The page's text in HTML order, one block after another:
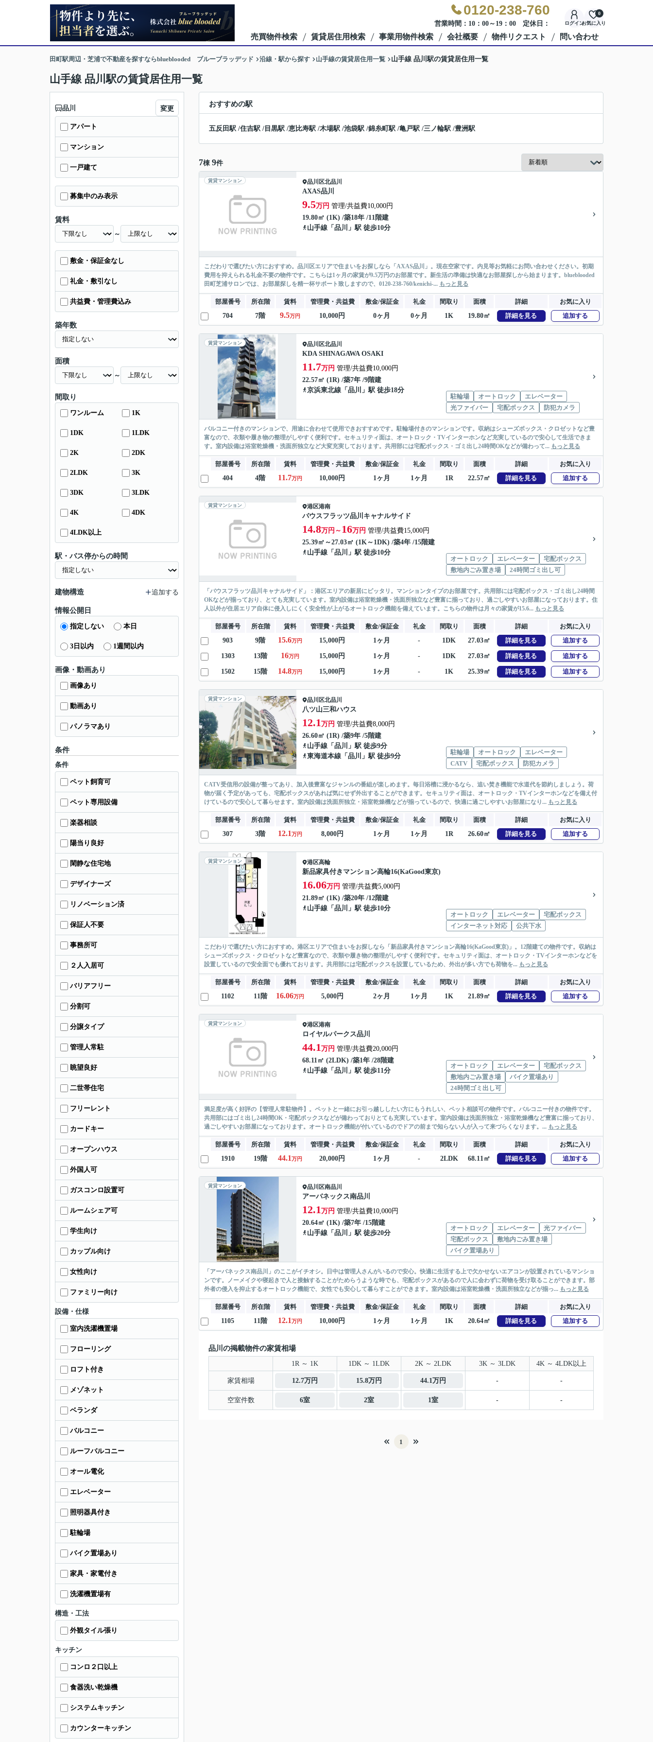
0120-238-760
営業時間：10：00～19：00 定休日： ログインお気に入り
0
売買物件検索 賃貸居住用検索 事業用物件検索 会社概要 物件リクエスト 問い合わせ
田町駅周辺・芝浦で不動産を探すならblueblooded ブルーブラッデッド 沿線・駅から探す 山手線の賃貸居住用一覧 山手線 品川駅の賃貸居住用一覧
山手線 品川駅の賃貸居住用一覧
おすすめの駅
五反田駅 /住吉駅 / 目黒駅 /恵比寿駅 /木場駅 /池袋駅 /錦糸町駅 /亀戸駅 /三ノ輪駅 /豊洲駅
7棟 9件
賃貸マンション 品川区北品川
AXAS品川
9.5万円 管理/共益費10,000円
19.80㎡ (1K) /築18年 /11階建
山手線 「 品川 」駅 徒歩10分
こだわりで選びたい方におすすめ。品川区エリアで住まいをお探しなら「AXAS品川」。現在空家です。内見等お気軽にお問い合わせください。初期
費用を抑えられる礼金不要の物件です。こちらは1ヶ月の家賃が9.5万円のお部屋です。新生活の準備は快適なお部屋探しから始まります。blueblooded
田町芝浦サロンでは、お部屋探しを精一杯サポート致しますので、0120-238-760/kenichi-... もっと見る
部屋番号 所在階 賃料 管理費・共益費 敷金/保証金 礼金 間取り 面積 詳細
お気に入り
704
7階 9.5万円 10,000円 0ヶ月 0ヶ月 1K 19.80㎡ 詳細を見る 追加する
賃貸マンション 品川区北品川
KDA SHINAGAWA OSAKI
11.7万円 管理/共益費10,000円
22.57㎡ (1R) /築7年 /9階建
京浜東北線 「 品川
」駅 徒歩18分
駐輪場
オートロック
エレベーター
光ファイバー
宅配ボックス 防犯カメラ
バルコニー付きのマンションで、用途に合わせて使用できおすすめです。駐輪場付きのマンションです。収納はシューズボックス・クロゼットなど豊
富なので、衣類や履き物の整理がしやすく便利です。セキュリティ面は、オートロック・TVインターホンなど充実しているので安心して生活できま
す。室内設備は浴室乾燥機・洗面所独立など大変充実しております。共用部には宅配ボックス・ゴミ出し24時間OKなどが備わって... もっと見る
部屋番号 所在階 賃料 管理費・共益費 敷金/保証金 礼金 間取り 面積 詳細
お気に入り
404
4階 11.7万円 10,000円 1ヶ月 1ヶ月 1R 22.57㎡ 詳細を見る 追加する
賃貸マンション 港区港南
バウスフラッツ品川キャナルサイド
14.8万円～ 16万円 管理/共益費15,000円
25.39㎡～27.03㎡ (1K～1DK) /築4年 /15階建
山手線 「 品川
」駅 徒歩10分
オートロック
エレベーター
宅配ボックス
敷地内ごみ置き場
24時間ゴミ出し可
「バウスフラッツ品川キャナルサイド」：港区エリアの新居にピッタリ。マンションタイプのお部屋です。共用部には宅配ボックス・ゴミ出し24時間
OKなどが揃っており、とても充実しています。室内設備は浴室乾燥機・洗面所独立など豊富に揃っており、過ごしやすいお部屋になっております。住
人以外が住居エリア自体に侵入しにくく安全性が上がるオートロック機能を備えています。こちらの物件は月々の家賃が15.6... もっと見る
部屋番号 所在階 賃料 管理費・共益費 敷金/保証金 礼金 間取り 面積 詳細
お気に入り
903
9階 15.6万円 15,000円 1ヶ月 - 1DK 27.03㎡ 詳細を見る 追加する
1303 13階 16万円 15,000円 1ヶ月 - 1DK 27.03㎡ 詳細を見る 追加する
1502 15階 14.8万円 15,000円 1ヶ月 - 1K 25.39㎡ 詳細を見る 追加する
賃貸マンション 品川区北品川
八ツ山三和ハウス
12.1万円 管理/共益費8,000円
26.60㎡ (1R) /築9年 /5階建
山手線 「 品川
」駅 徒歩9分
東海道本線 「 品川 」駅 徒歩9分
駐輪場 オートロック
エレベーター
CATV
宅配ボックス 防犯カメラ
CATV受信用の設備が整ってあり、加入後豊富なジャンルの番組が楽しめます。毎日浴槽に浸かるなら、追い焚き機能で水道代を節約しましょう。荷
物が届く予定があっても、宅配ボックスがあれば気にせず外出することができます。セキュリティ面は、オートロック・TVインターホンなどを備え付
けているので安心して暮らせます。室内設備は洗面所独立・浴室乾燥機などが揃っているので、快適に過ごしやすいお部屋になり... もっと見る
部屋番号 所在階 賃料 管理費・共益費 敷金/保証金 礼金 間取り 面積 詳細
お気に入り
307
3階 12.1万円 8,000円 1ヶ月 1ヶ月 1R 26.60㎡ 詳細を見る 追加する
賃貸マンション 港区高輪
新品家具付きマンション高輪16(KaGood東京)
16.06万円 管理/共益費5,000円
21.89㎡ (1K) /築20年 /12階建
山手線 「 品川
」駅 徒歩10分
オートロック
エレベーター
宅配ボックス
インターネット対応
公共下水
こだわりで選びたい方におすすめ。港区エリアで住まいをお探しなら「新品家具付きマンション高輪16(KaGood東京)」。12階建ての物件です。収納は
シューズボックス・クロゼットなど豊富なので、衣類や履き物の整理がしやすく便利です。セキュリティ面は、オートロック・TVインターホンなどを
設置しているので安全面でも優れております。共用部には宅配ボックスを設置しているため、外出が多い方でも荷物を... もっと見る
部屋番号 所在階 賃料 管理費・共益費 敷金/保証金 礼金 間取り 面積 詳細
お気に入り
1102
11階 16.06万円 5,000円 2ヶ月 1ヶ月 1K 21.89㎡ 詳細を見る 追加する
賃貸マンション 港区港南
ロイヤルパークス品川
44.1万円 管理/共益費20,000円
68.11㎡ (2LDK) /築1年 /28階建
山手線 「 品川 」駅 徒歩11分
オートロック エレベーター
宅配ボックス
敷地内ごみ置き場
バイク置場あり
24時間ゴミ出し可
満足度が高く好評の【管理人常駐物件】。ペットと一緒にお引っ越ししたい方にもうれしい、ペット相談可の物件です。バルコニー付きの物件です。
共用部にはゴミ出し24時間OK・宅配ボックスなどが備わっておりとても充実しています。室内設備は洗面所独立・浴室乾燥機など豊富に揃っており、
過ごしやすいお部屋になっております。オートロック機能が付いているのでドアの前まで知らない人が入って来づらくなります。... もっと見る
部屋番号 所在階 賃料 管理費・共益費 敷金/保証金 礼金 間取り 面積 詳細
お気に入り
1910
19階 44.1万円 20,000円 1ヶ月 - 2LDK 68.11㎡ 詳細を見る 追加する
賃貸マンション 品川区南品川
アーバネックス南品川
12.1万円 管理/共益費10,000円
20.64㎡ (1K) /築7年 /15階建
山手線 「 品川 」駅 徒歩20分
オートロック エレベーター
光ファイバー
宅配ボックス
敷地内ごみ置き場
バイク置場あり
「アーバネックス南品川」のここがイチオシ。日中は管理人さんがいるので安心。快適に生活する上で欠かせないエアコンが設置されているマンショ
ンです。ノーメイクや寝起きで人と接触することがためらうような時でも、宅配ボックスがあるので人に会わずに荷物を受け取ることができます。部
外者の侵入を抑止するオートロック機能で、女性でも安心して暮らすことができます。室内設備は浴室乾燥機・洗面所独立などが揃っ... もっと見る
部屋番号 所在階 賃料 管理費・共益費 敷金/保証金 礼金 間取り 面積 詳細
お気に入り
1105
11階 12.1万円 10,000円 1ヶ月 1ヶ月 1K 20.64㎡ 詳細を見る 追加する
品川の掲載物件の家賃相場
1R ～ 1K 1DK ～ 1LDK 2K ～ 2LDK 3K ～ 3LDK 4K ～ 4LDK以上
家賃相場 12.7万円 15.8万円 44.1万円 - -
空室件数 6室 2室 1室 - -
1
品川 変更
アパート
マンション
一戸建て
募集中のみ表示
賃料
～
敷金・保証金なし
礼金・敷引なし
共益費・管理費込み
築年数
面積
～
間取り
ワンルーム 1K
1DK 1LDK
2K 2DK
2LDK 3K
3DK 3LDK
4K 4DK
4LDK以上
駅・バス停からの時間
建物構造 追加する
情報公開日
指定しない 本日
3日以内 1週間以内
画像・動画あり
画像あり
動画あり
パノラマあり
条件
条件
ペット飼育可
ペット専用設備
楽器相談
陽当り良好
閑静な住宅地
デザイナーズ
リノベーション済
保証人不要
事務所可
２人入居可
バリアフリー
分割可
分譲タイプ
管理人常駐
眺望良好
二世帯住宅
フリーレント
カードキー
オープンハウス
外国人可
ガスコンロ設置可
ルームシェア可
学生向け
カップル向け
女性向け
ファミリー向け
設備・仕様
室内洗濯機置場
フローリング
ロフト付き
メゾネット
ベランダ
バルコニー
ルーフバルコニー
オール電化
エレベーター
照明器具付き
駐輪場
バイク置場あり
家具・家電付き
洗濯機置場有
構造・工法
外観タイル張り
キッチン
コンロ２口以上
食器洗い乾燥機
システムキッチン
カウンターキッチン